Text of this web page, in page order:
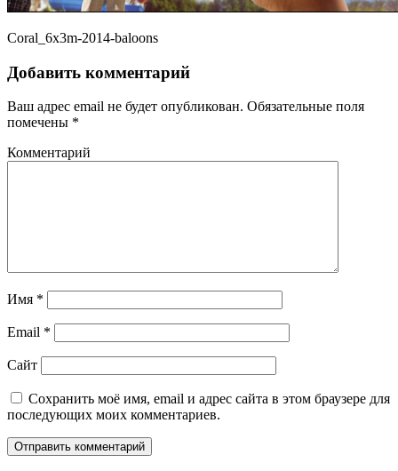
Coral_6x3m-2014-baloons
Добавить комментарий
Ваш адрес email не будет опубликован. Обязательные поля
помечены *
Комментарий
Имя *
Email *
Сайт
Сохранить моё имя, email и адрес сайта в этом браузере для
последующих моих комментариев.